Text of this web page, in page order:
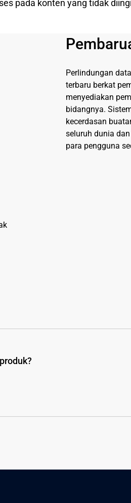
pada konten yang tidak
Perlindungan
terbaru berkat
menyediakan
bidangnya.
kecerdasan
seluruh dunia
para pengguna